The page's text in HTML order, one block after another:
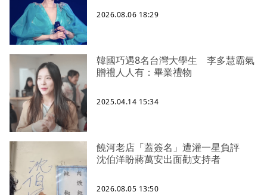
2026.08.06 18:29
韓國巧遇8名台灣大學生 李多慧霸氣
贈禮人人有：畢業禮物
2025.04.14 15:34
饒河老店「蓋簽名」遭灌一星負評
沈伯洋盼蔣萬安出面勸支持者
2026.08.05 13:50